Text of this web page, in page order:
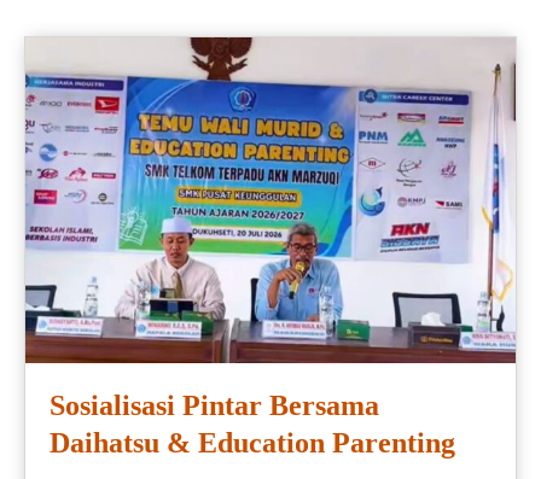
Sosialisasi Pintar Bersama
Daihatsu & Education Parenting